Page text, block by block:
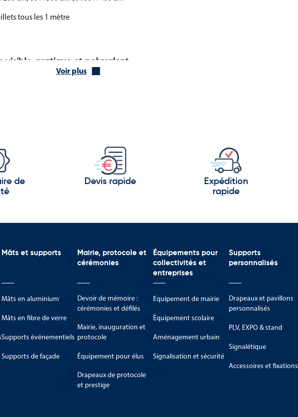
tous les 1 mètre
visible, pratique et polyvalent
ou votre activité de manière simple et impactante
elle représente une solution efficace pour renforcer l’image et la visibilité de
Voir plus
de
Devis rapide
Expédition
rapide
Mâts et supports
Mâts en aluminium
Mâts en fibre de verre
Supports événementiels
Supports de façade
Mairie, protocole et
cérémonies
Devoir de mémoire :
cérémonies et défilés
Mairie, inauguration et
protocole
Équipement pour élus
Drapeaux de protocole
et prestige
Équipements pour
collectivités et
entreprises
Equipement de mairie
Équipement scolaire
Aménagement urbain
Signalisation et sécurité
Supports
personnalisés
Drapeaux et pavillons
personnalisés
PLV, EXPO & stand
Signalétique
Accessoires et fixations